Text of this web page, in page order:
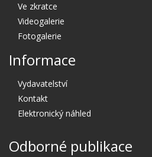
Ve zkratce
Videogalerie
Fotogalerie
Informace
Vydavatelství
Kontakt
Elektronický náhled
Odborné publikace